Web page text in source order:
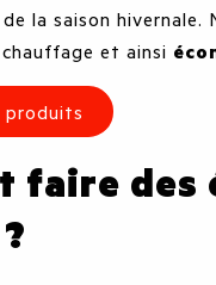
la saison hivernale.
et ainsi
produits
faire des